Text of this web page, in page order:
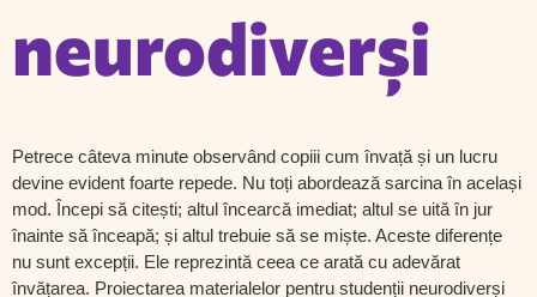
neurodiverși
Petrece câteva minute observând copiii cum învață și un lucru
devine evident foarte repede. Nu toți abordează sarcina în același
mod. Începi să citești; altul încearcă imediat; altul se uită în jur
înainte să înceapă; și altul trebuie să se miște. Aceste diferențe
nu sunt excepții. Ele reprezintă ceea ce arată cu adevărat
învățarea. Proiectarea materialelor pentru studenții neurodiverși